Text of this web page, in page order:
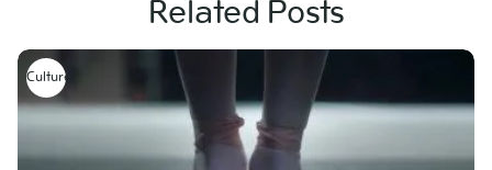
Related Posts
Culture